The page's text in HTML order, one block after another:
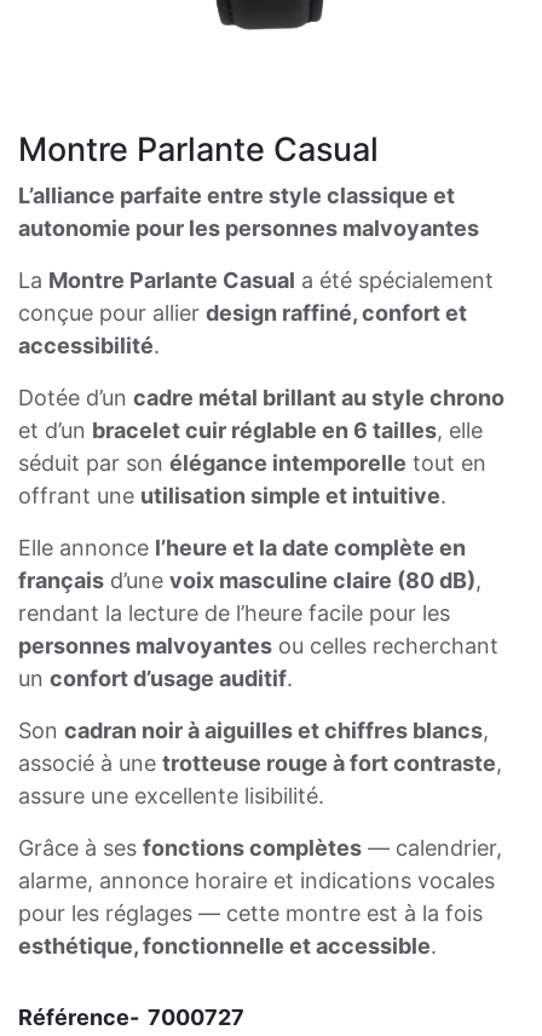
Montre Parlante Casual
L’alliance parfaite entre style classique et
autonomie pour les personnes malvoyantes
La Montre Parlante Casual a été spécialement
conçue pour allier design raffiné, confort et
accessibilité.
Dotée d’un cadre métal brillant au style chrono
et d’un bracelet cuir réglable en 6 tailles, elle
séduit par son élégance intemporelle tout en
offrant une utilisation simple et intuitive.
Elle annonce l’heure et la date complète en
français d’une voix masculine claire (80 dB),
rendant la lecture de l’heure facile pour les
personnes malvoyantes ou celles recherchant
un confort d’usage auditif.
Son cadran noir à aiguilles et chiffres blancs,
associé à une trotteuse rouge à fort contraste,
assure une excellente lisibilité.
Grâce à ses fonctions complètes — calendrier,
alarme, annonce horaire et indications vocales
pour les réglages — cette montre est à la fois
esthétique, fonctionnelle et accessible.
Référence- 7000727